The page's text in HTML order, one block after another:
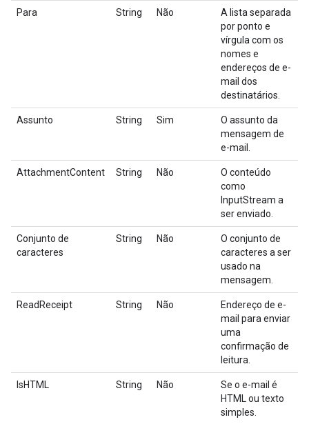
Para String Não
A lista separada
por ponto e
vírgula com os
nomes e
endereços de e-
mail dos
destinatários.
Assunto String Sim
O assunto da
mensagem de
e-mail.
AttachmentContent String Não
O conteúdo
como
InputStream a
ser enviado.
Conjunto de
caracteres
String Não
O conjunto de
caracteres a ser
usado na
mensagem.
ReadReceipt String Não
Endereço de e-
mail para enviar
uma
confirmação de
leitura.
IsHTML String Não
Se o e-mail é
HTML ou texto
simples.